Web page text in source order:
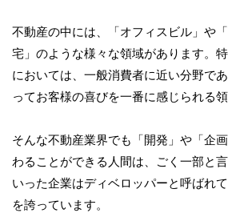
不動産の中には、「オフィスビル」や
宅」のような様々な領域があります。
においては、一般消費者に近い分野で
ってお客様の喜びを一番に感じられる領
そんな不動産業界でも「開発」や「企
わることができる人間は、ごく一部と
いった企業はディベロッパーと呼ばれ
を誇っています。